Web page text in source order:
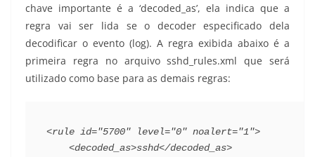
chave importante é a ‘decoded_as’, ela indica que a
regra vai ser lida se o decoder especificado dela
decodificar o evento (log). A regra exibida abaixo é a
primeira regra no arquivo sshd_rules.xml que será
utilizado como base para as demais regras:
<rule id="5700" level="0" noalert="1">
<decoded_as>sshd</decoded_as>